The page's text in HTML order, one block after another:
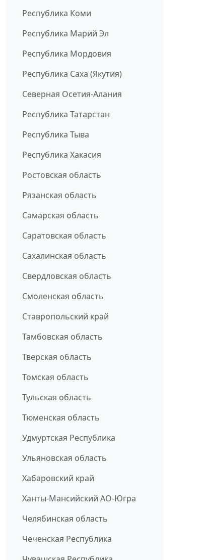
Республика Коми
Республика Марий Эл
Республика Мордовия
Республика Саха (Якутия)
Северная Осетия-Алания
Республика Татарстан
Республика Тыва
Республика Хакасия
Ростовская область
Рязанская область
Самарская область
Саратовская область
Сахалинская область
Свердловская область
Смоленская область
Ставропольский край
Тамбовская область
Тверская область
Томская область
Тульская область
Тюменская область
Удмуртская Республика
Ульяновская область
Хабаровский край
Ханты-Мансийский АО-Югра
Челябинская область
Чеченская Республика